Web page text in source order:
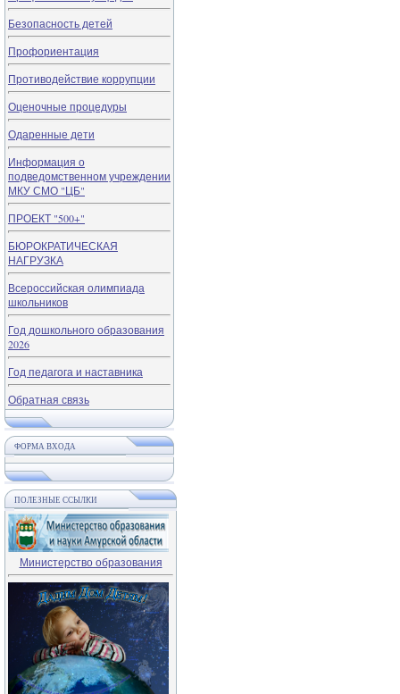
Безопасность детей
Профориентация
Противодействие коррупции
Оценочные процедуры
Одаренные дети
Информация о
подведомственном учреждении
МКУ СМО "ЦБ"
ПРОЕКТ "500+"
БЮРОКРАТИЧЕСКАЯ
НАГРУЗКА
Всероссийская олимпиада
школьников
Год дошкольного образования
2026
Год педагога и наставника
Обратная связь
ФОРМА ВХОДА
ПОЛЕЗНЫЕ ССЫЛКИ
Министерство образования